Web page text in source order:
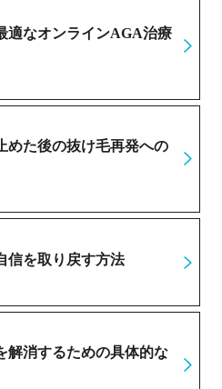
適なオンラインAGA治療
めた後の抜け毛再発への
信を取り戻す方法
解消するための具体的な